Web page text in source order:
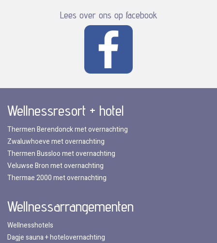
Lees over ons op facebook
Wellnessresort + hotel
Thermen Berendonck met overnachting
Zwaluwhoeve met overnachting
Thermen Bussloo met overnachting
Veluwse Bron met overnachting
Thermae 2000 met overnachting
Wellnessarrangementen
Wellnesshotels
Dagje sauna + hotelovernachting